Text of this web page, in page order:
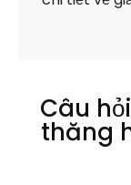
Câu
thăng